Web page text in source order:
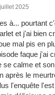
2025
à... pourtant
et j'ai bien
mal pis en
faque j'ai
se calme et
après le
l'enquête